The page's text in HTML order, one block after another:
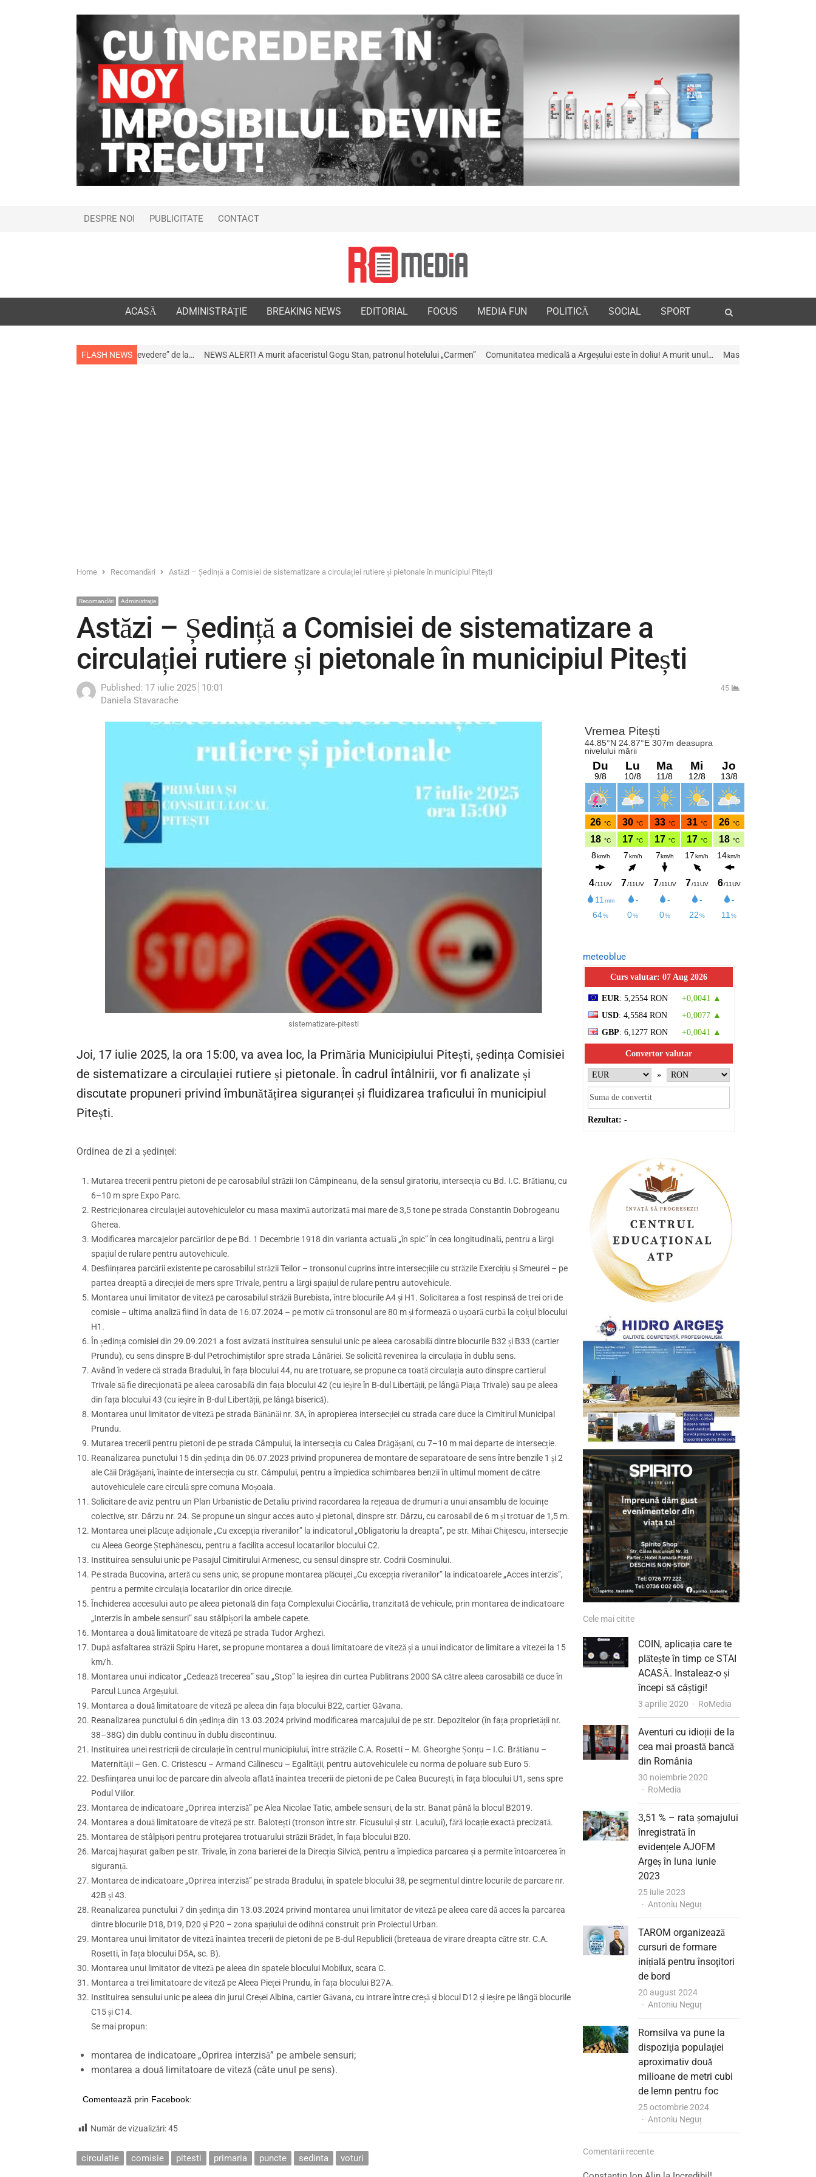
DESPRE NOI PUBLICITATE CONTACT
ACASĂ ADMINISTRAȚIE BREAKING NEWS EDITORIAL FOCUS MEDIA FUN POLITICĂ SOCIAL SPORT
search
FLASH NEWS
apropiații „la revedere” de la… NEWS ALERT! A murit afaceristul Gogu Stan, patronul hotelului „Carmen” Comunitatea medicală a Argeșului este în doliu! A murit unul… Mascații au descins la Galeria de Artã din
Home Recomandări Astăzi – Ședință a Comisiei de sistematizare a circulației rutiere și pietonale în municipiul Pitești
Recomandări Administraţie
Astăzi – Ședință a Comisiei de sistematizare a
circulației rutiere și pietonale în municipiul Pitești
Published: 17 iulie 2025 10:01
Author
Daniela Stavarache
45
sistematizare-pitesti
Joi, 17 iulie 2025, la ora 15:00, va avea loc, la Primăria Municipiului Pitești, ședința Comisiei
de sistematizare a circulației rutiere și pietonale. În cadrul întâlnirii, vor fi analizate și
discutate propuneri privind îmbunătățirea siguranței și fluidizarea traficului în municipiul
Pitești.
Ordinea de zi a ședinței:
Mutarea trecerii pentru pietoni de pe carosabilul străzii Ion Câmpineanu, de la sensul giratoriu, intersecția cu Bd. I.C. Brătianu, cu
6–10 m spre Expo Parc.
Restricționarea circulației autovehiculelor cu masa maximă autorizată mai mare de 3,5 tone pe strada Constantin Dobrogeanu
Gherea.
Modificarea marcajelor parcărilor de pe Bd. 1 Decembrie 1918 din varianta actuală „în spic” în cea longitudinală, pentru a lărgi
spațiul de rulare pentru autovehicule.
Desființarea parcării existente pe carosabilul străzii Teilor – tronsonul cuprins între intersecțiile cu străzile Exercițiu și Smeurei – pe
partea dreaptă a direcției de mers spre Trivale, pentru a lărgi spațiul de rulare pentru autovehicule.
Montarea unui limitator de viteză pe carosabilul străzii Burebista, între blocurile A4 și H1. Solicitarea a fost respinsă de trei ori de
comisie – ultima analiză fiind în data de 16.07.2024 – pe motiv că tronsonul are 80 m și formează o ușoară curbă la colțul blocului
H1.
În ședința comisiei din 29.09.2021 a fost avizată instituirea sensului unic pe aleea carosabilă dintre blocurile B32 și B33 (cartier
Prundu), cu sens dinspre B-dul Petrochimiștilor spre strada Lânăriei. Se solicită revenirea la circulația în dublu sens.
Având în vedere că strada Bradului, în fața blocului 44, nu are trotuare, se propune ca toată circulația auto dinspre cartierul
Trivale să fie direcționată pe aleea carosabilă din fața blocului 42 (cu ieșire în B-dul Libertății, pe lângă Piața Trivale) sau pe aleea
din fața blocului 43 (cu ieșire în B-dul Libertății, pe lângă biserică).
Montarea unui limitator de viteză pe strada Bănănăi nr. 3A, în apropierea intersecției cu strada care duce la Cimitirul Municipal
Prundu.
Mutarea trecerii pentru pietoni de pe strada Câmpului, la intersecția cu Calea Drăgășani, cu 7–10 m mai departe de intersecție.
Reanalizarea punctului 15 din ședința din 06.07.2023 privind propunerea de montare de separatoare de sens între benzile 1 și 2
ale Căii Drăgășani, înainte de intersecția cu str. Câmpului, pentru a împiedica schimbarea benzii în ultimul moment de către
autovehiculele care circulă spre comuna Moșoaia.
Solicitare de aviz pentru un Plan Urbanistic de Detaliu privind racordarea la rețeaua de drumuri a unui ansamblu de locuințe
colective, str. Dârzu nr. 24. Se propune un singur acces auto și pietonal, dinspre str. Dârzu, cu carosabil de 6 m și trotuar de 1,5 m.
Montarea unei plăcuțe adiționale „Cu excepția riveranilor” la indicatorul „Obligatoriu la dreapta”, pe str. Mihai Chițescu, intersecție
cu Aleea George Ștephănescu, pentru a facilita accesul locatarilor blocului C2.
Instituirea sensului unic pe Pasajul Cimitirului Armenesc, cu sensul dinspre str. Codrii Cosminului.
Pe strada Bucovina, arteră cu sens unic, se propune montarea plăcuței „Cu excepția riveranilor” la indicatoarele „Acces interzis”,
pentru a permite circulația locatarilor din orice direcție.
Închiderea accesului auto pe aleea pietonală din fața Complexului Ciocârlia, tranzitată de vehicule, prin montarea de indicatoare
„Interzis în ambele sensuri” sau stâlpișori la ambele capete.
Montarea a două limitatoare de viteză pe strada Tudor Arghezi.
După asfaltarea străzii Spiru Haret, se propune montarea a două limitatoare de viteză și a unui indicator de limitare a vitezei la 15
km/h.
Montarea unui indicator „Cedează trecerea” sau „Stop” la ieșirea din curtea Publitrans 2000 SA către aleea carosabilă ce duce în
Parcul Lunca Argeșului.
Montarea a două limitatoare de viteză pe aleea din fața blocului B22, cartier Găvana.
Reanalizarea punctului 6 din ședința din 13.03.2024 privind modificarea marcajului de pe str. Depozitelor (în fața proprietății nr.
38–38G) din dublu continuu în dublu discontinuu.
Instituirea unei restricții de circulație în centrul municipiului, între străzile C.A. Rosetti – M. Gheorghe Șonțu – I.C. Brătianu –
Maternității – Gen. C. Cristescu – Armand Călinescu – Egalității, pentru autovehiculele cu norma de poluare sub Euro 5.
Desființarea unui loc de parcare din alveola aflată înaintea trecerii de pietoni de pe Calea București, în fața blocului U1, sens spre
Podul Viilor.
Montarea de indicatoare „Oprirea interzisă” pe Alea Nicolae Tatic, ambele sensuri, de la str. Banat până la blocul B2019.
Montarea a două limitatoare de viteză pe str. Balotești (tronson între str. Ficusului și str. Lacului), fără locație exactă precizată.
Montarea de stâlpișori pentru protejarea trotuarului străzii Brădet, în fața blocului B20.
Marcaj hașurat galben pe str. Trivale, în zona barierei de la Direcția Silvică, pentru a împiedica parcarea și a permite întoarcerea în
siguranță.
Montarea de indicatoare „Oprirea interzisă” pe strada Bradului, în spatele blocului 38, pe segmentul dintre locurile de parcare nr.
42B și 43.
Reanalizarea punctului 7 din ședința din 13.03.2024 privind montarea unui limitator de viteză pe aleea care dă acces la parcarea
dintre blocurile D18, D19, D20 și P20 – zona spațiului de odihnă construit prin Proiectul Urban.
Montarea unui limitator de viteză înaintea trecerii de pietoni de pe B-dul Republicii (breteaua de virare dreapta către str. C.A.
Rosetti, în fața blocului D5A, sc. B).
Montarea unui limitator de viteză pe aleea din spatele blocului Mobilux, scara C.
Montarea a trei limitatoare de viteză pe Aleea Pieței Prundu, în fața blocului B27A.
Instituirea sensului unic pe aleea din jurul Creșei Albina, cartier Găvana, cu intrare între creșă și blocul D12 și ieșire pe lângă blocurile
C15 și C14.
Se mai propun:
montarea de indicatoare „Oprirea interzisă” pe ambele sensuri;
montarea a două limitatoare de viteză (câte unul pe sens).
Comentează prin Facebook:
Număr de vizualizări:45
circulatie comisie pitesti primaria puncte sedinta voturi
meteoblue
Curs valutar: 07 Aug 2026
EUR: 5,2554 RON
+0,0041 ▲
USD: 4,5584 RON
+0,0077 ▲
GBP: 6,1277 RON +0,0041 ▲
Convertor valutar
»
Rezultat: -
Cele mai citite
COIN, aplicația care te
plătește în timp ce STAI
ACASĂ. Instaleaz-o și
începi să câștigi!
3 aprilie 2020 Author
RoMedia
Aventuri cu idioții de la
cea mai proastă bancă
din România
30 noiembrie 2020
Author
RoMedia
3,51 % – rata șomajului
înregistrată în
evidențele AJOFM
Argeș în luna iunie
2023
25 iulie 2023
Author
Antoniu Neguț
TAROM organizează
cursuri de formare
inițială pentru însoţitori
de bord
20 august 2024
Author
Antoniu Neguț
Romsilva va pune la
dispoziţia populaţiei
aproximativ două
milioane de metri cubi
de lemn pentru foc
25 octombrie 2024
Author
Antoniu Neguț
Comentarii recente